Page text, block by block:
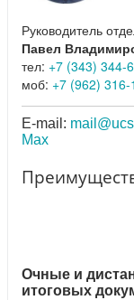
Руководитель
Павел
тел: +7 (343) 344-
моб: +7 (962)
E-mail:
Max
Очные и
итоговых